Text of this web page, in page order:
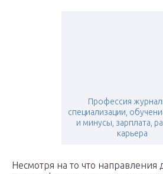
Профессия
специализации,
и минусы, зарплата,
карьера
Несмотря на то что направления